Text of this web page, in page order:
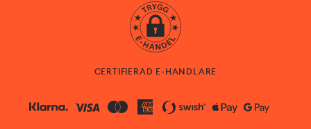
CERTIFIERAD E-HANDLARE